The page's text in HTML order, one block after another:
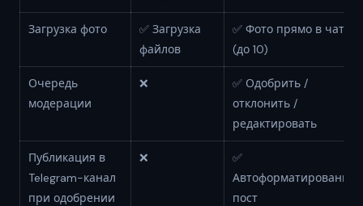
Загрузка фото
✅ Загрузка
файлов
✅ Фото прямо в чате
(до 10)
Очередь
модерации
❌
✅ Одобрить /
отклонить /
редактировать
Публикация в
Telegram-канал
при одобрении
❌
✅
пост